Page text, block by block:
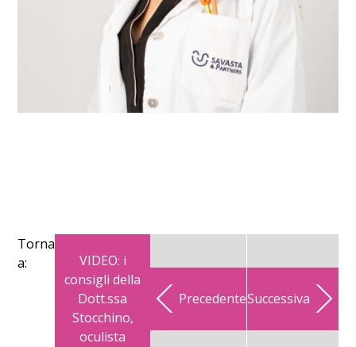
Torna
a:
VIDEO: i
consigli della
Dott.ssa
Stocchino,
oculista
PrecedenteSuccessiva